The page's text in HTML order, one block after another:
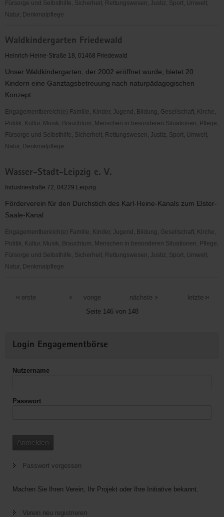
Fürsorge und Selbsthilfe, Sicherheit, Rettungswesen, Justiz, Sport, Umwelt,
Natur, Denkmalpflege
Wehrsdorf
e.
Waldkindergarten Friedewald
Heinrich-Heine-Straße 18, 01468 Friedewald
Unser Waldkindergarten, der 2002 eröffnet wurde, bietet 20
Kindern eine Ganztagsbetreuung nach naturpädagogischen
Konzept.
Engagementbereich(e) Familie, Kinder, Jugend, Bildung, Gesellschaft, Kirche,
Politik, Kultur, Musik, Brauchtum, Menschen in besonderen Situationen, Pflege,
Fürsorge und Selbsthilfe, Sicherheit, Rettungswesen, Justiz, Sport, Umwelt,
Natur, Denkmalpflege
Friedewald
Wasser-Stadt-Leipzig e. V.
Industriestraße 72, 04229 Leipzig
Förderverein für den Durchstich des Karl-Heine-Kanals zum Elster-
Saale-Kanal
Engagementbereich(e) Familie, Kinder, Jugend, Bildung, Gesellschaft, Kirche,
Politik, Kultur, Musik, Brauchtum, Menschen in besonderen Situationen, Pflege,
Fürsorge und Selbsthilfe, Sicherheit, Rettungswesen, Justiz, Sport, Umwelt,
Natur, Denkmalpflege
erste
vorige
Seite 146 von 148
nächste letzte
Informationen
Login Engagementbörse
Nutzername
Passwort
Anmelden
Passwort vergessen
Machen Sie Ihren Verein, Ihr Projekt oder Ihre Initiative bekannt.
Verein neu registrieren